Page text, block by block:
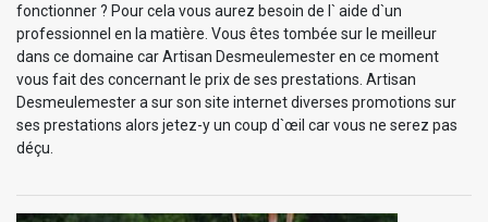
fonctionner ? Pour cela vous aurez besoin de l` aide d`un
professionnel en la matière. Vous êtes tombée sur le meilleur
dans ce domaine car Artisan Desmeulemester en ce moment
vous fait des concernant le prix de ses prestations. Artisan
Desmeulemester a sur son site internet diverses promotions sur
ses prestations alors jetez-y un coup d`œil car vous ne serez pas
déçu.